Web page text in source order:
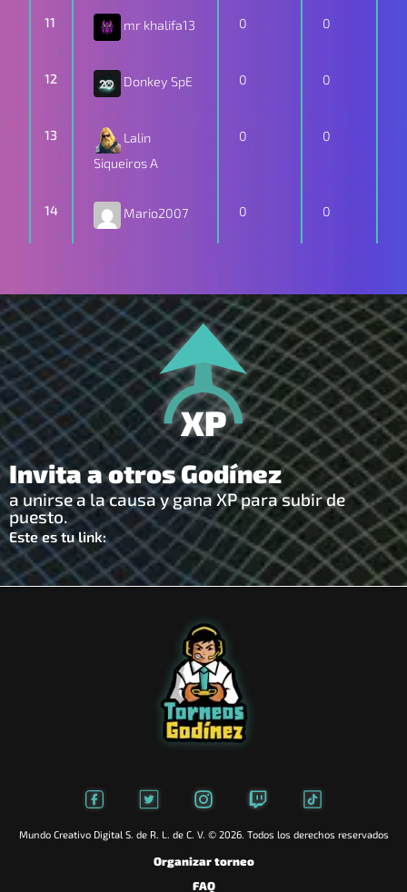
11 mr khalifa13 0 0
12 Donkey SpE 0 0
13
Lalin
Siqueiros A
0 0
14 Mario2007 0 0
Invita a otros Godínez
a unirse a la causa y gana XP para subir de
puesto.
Este es tu link:
Mundo Creativo Digital S. de R. L. de C. V. © 2026. Todos los derechos reservados
Organizar torneo
FAQ